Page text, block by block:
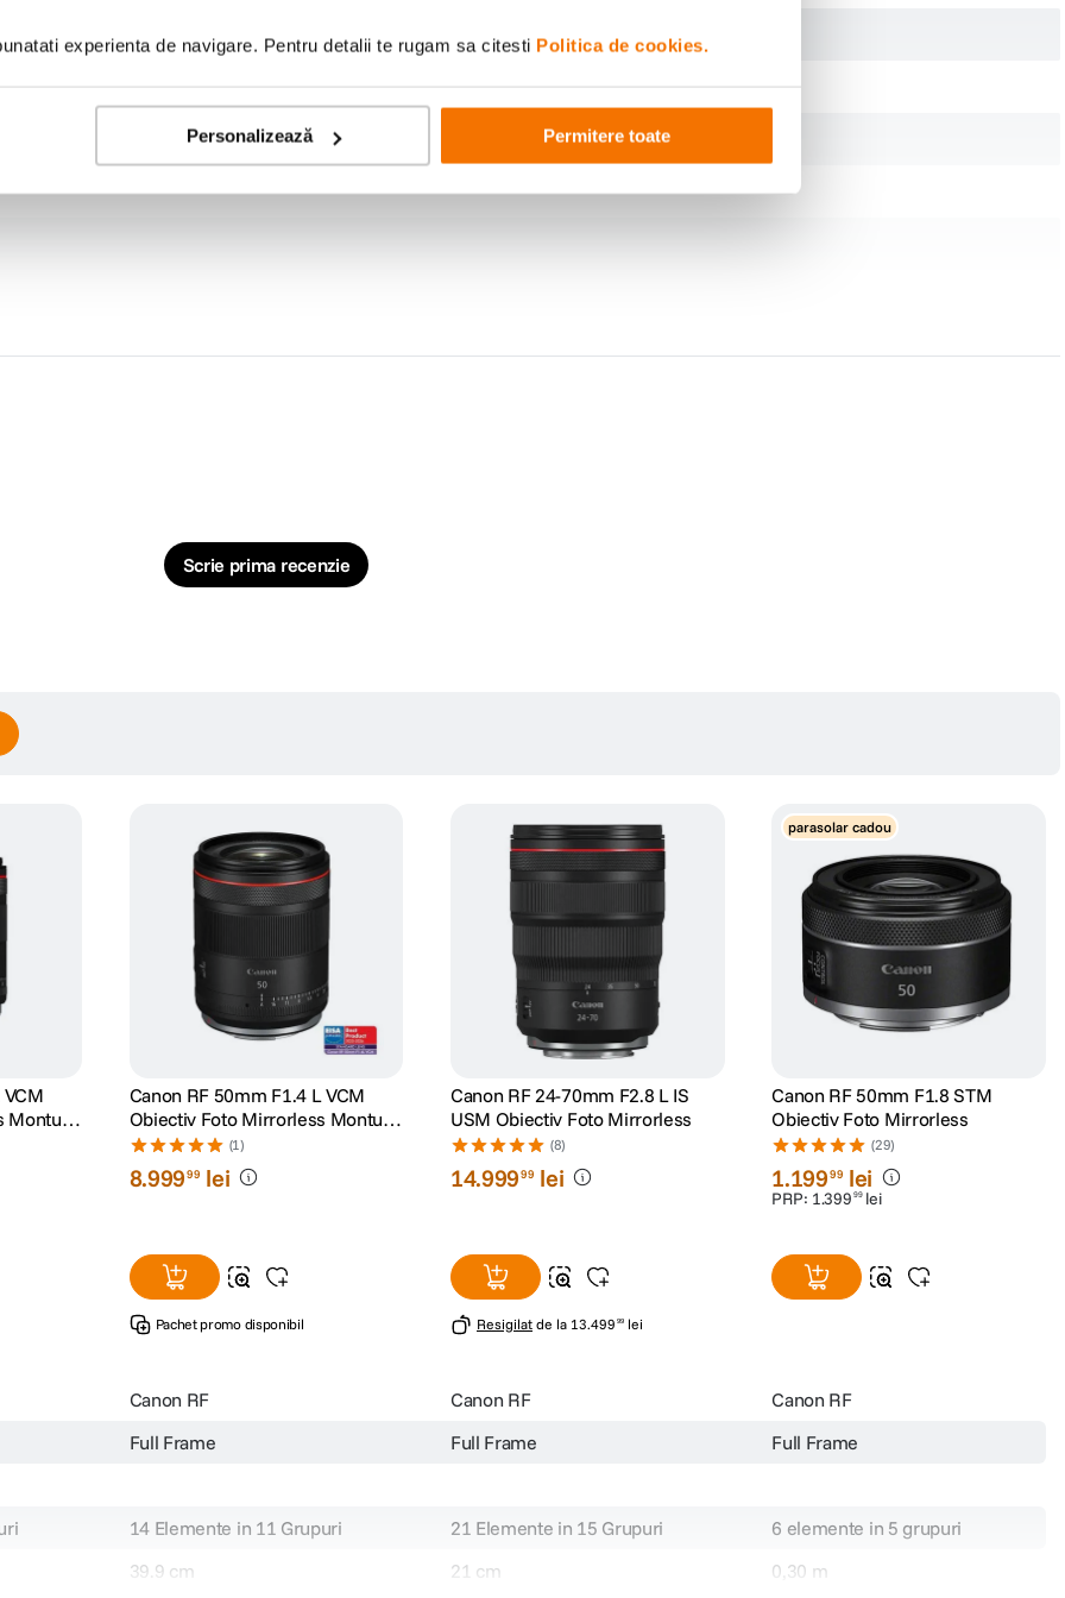
experienta de navigare. Pentru detalii te rugam sa citesti Politica de cookies.
Personalizează Permitere toate
si diafragma luminoasa f/1.4, ideala pentru scene de introducere sau filmari in conditii de lumina scazuta.
Scrie prima recenzie
Montura
Canon RF 50mm F1.4 L VCM
Obiectiv Foto Mirrorless Montura
RF
(1)
8.99999 lei
Pachet promo disponibil
Canon RF 24-70mm F2.8 L IS
USM Obiectiv Foto Mirrorless
(8)
14.99999 lei
Resigilat de la 13.499 99 lei
parasolar cadou
Canon RF 50mm F1.8 STM
Obiectiv Foto Mirrorless
(29)
1.19999 lei
PRP: 1 .399 99 lei
Canon RF Canon RF
Canon RF
Full Frame Full Frame
Full Frame
14 Elemente in 11 Grupuri 21 Elemente in 15 Grupuri
6 elemente in 5 grupuri
39.9 cm 21 cm
0,30 m